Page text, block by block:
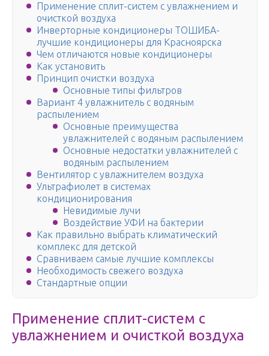
Применение сплит-систем с увлажнением и
очисткой воздуха
Инверторные кондиционеры ТОШИБА-
лучшие кондиционеры для Красноярска
Чем отличаются новые кондиционеры
Как установить
Принцип очистки воздуха
Основные типы фильтров
Вариант 4 увлажнитель с водяным
распылением
Основные преимущества
увлажнителей с водяным распылением
Основные недостатки увлажнителей с
водяным распылением
Вентилятор с увлажнителем воздуха
Ультрафиолет в системах
кондиционирования
Невидимые лучи
Воздействие УФИ на бактерии
Как правильно выбрать климатический
комплекс для детской
Сравниваем самые лучшие комплексы
Необходимость свежего воздуха
Стандартные опции
Применение сплит-систем с
увлажнением и очисткой воздуха